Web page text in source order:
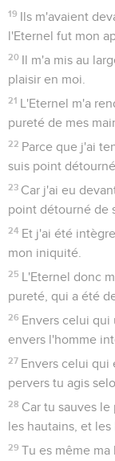
19 Ils m'avaient
l'Eternel fut mon
20 Il m'a mis au
plaisir en moi.
21 L'Eternel m'a
pureté de mes
22 Parce que j'ai
suis point
23 Car j'ai eu
point détourné de
24 Et j'ai été
mon iniquité.
25 L'Eternel donc
pureté, qui a été
26 Envers celui qui
envers l'homme
27 Envers celui qui
pervers tu agis
28 Car tu sauves
les hautains, et les
29 Tu es même